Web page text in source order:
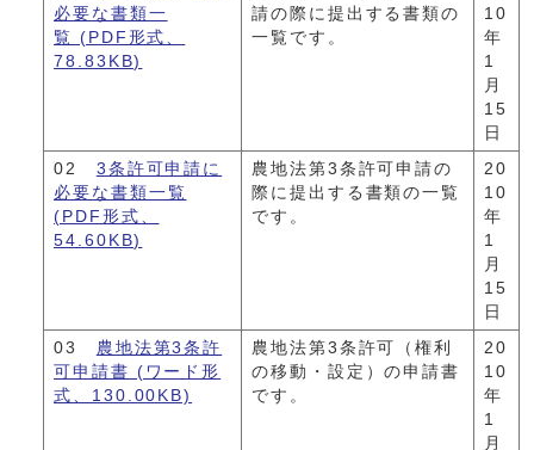
必要な書類一
覧 (PDF形式、
78.83KB)
請の際に提出する書類の
一覧です。
10
年
1
月
15
日
02 3条許可申請に
必要な書類一覧
(PDF形式、
54.60KB)
農地法第3条許可申請の
際に提出する書類の一覧
です。
20
10
年
1
月
15
日
03 農地法第3条許
可申請書 (ワード形
式、130.00KB)
農地法第3条許可（権利
の移動・設定）の申請書
です。
20
10
年
1
月